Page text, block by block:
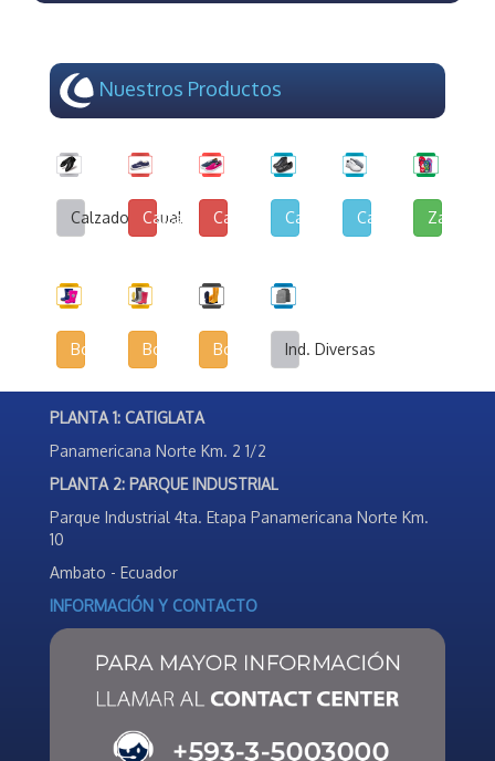
Nuestros Productos
Calzado CasualCalzado de Lona y Cuerina
Calzado de Lona Urbana
Calzado EscolarCalzado Deportivo
Botas InfantilesBotas AgrícolasBotas de Seguridad Industrial
Ind. Diversas
PLANTA 1: CATIGLATA
Panamericana Norte Km. 2 1/2
PLANTA 2: PARQUE INDUSTRIAL
Parque Industrial 4ta. Etapa Panamericana Norte Km.
10
Ambato - Ecuador
INFORMACIÓN Y CONTACTO